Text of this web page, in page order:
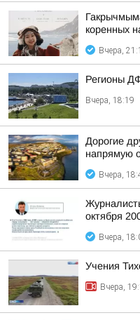
коренных
Вчера,
Регионы
Вчера, 18:19
Дорогие
напрямую
Вчера,
октября
Вчера,
Учения
Вчера,